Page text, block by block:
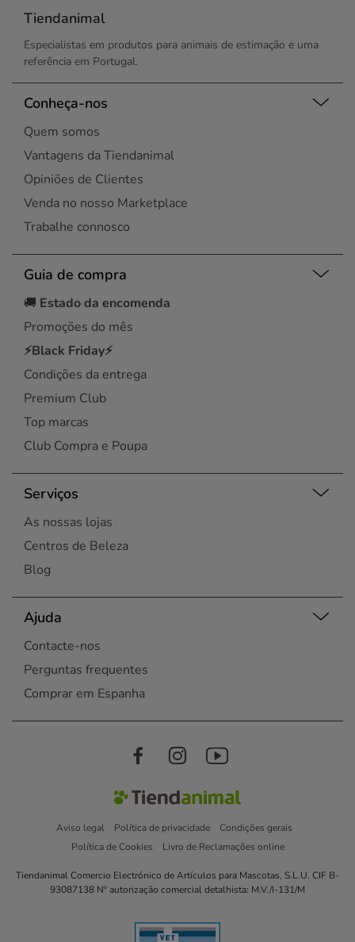
Tiendanimal
Especialistas em produtos para animais de estimação e uma
referência em Portugal.
Conheça-nos
Quem somos
Vantagens da Tiendanimal
Opiniões de Clientes
Venda no nosso Marketplace
Trabalhe connosco
Guia de compra
🚚 Estado da encomenda
Promoções do mês
⚡Black Friday⚡
Condições da entrega
Premium Club
Top marcas
Club Compra e Poupa
Serviços
As nossas lojas
Centros de Beleza
Blog
Ajuda
Contacte-nos
Perguntas frequentes
Comprar em Espanha
Aviso legal Política de privacidade
Condições gerais
Política de Cookies
Livro de Reclamações online
Tiendanimal Comercio Electrónico de Artículos para Mascotas, S.L.U. CIF B-
93087138 Nº autorização comercial detalhista: M.V./I-131/M